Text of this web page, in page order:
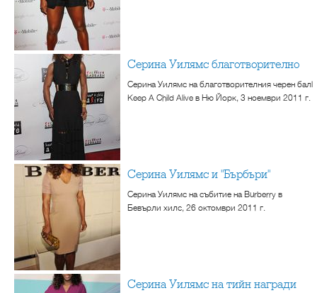
Серина Уилямс благотворително
Серина Уилямс на благотворителния черен балl
Keep A Child Alive в Ню Йорк, 3 ноември 2011 г.
Серина Уилямс и "Бърбъри"
Серина Уилямс на събитие на Burberry в
Бевърли хилс, 26 октомври 2011 г.
Серина Уилямс на тийн награди